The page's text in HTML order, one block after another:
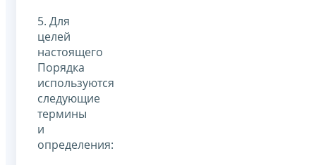
5. Для
целей
настоящего
Порядка
используются
следующие
термины
и
определения: